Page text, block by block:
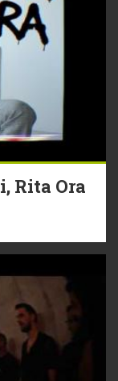
Rita Ora